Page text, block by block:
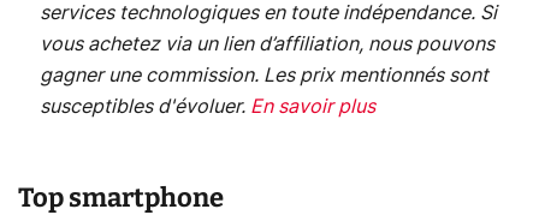
services technologiques en toute indépendance. Si
vous achetez via un lien d’affiliation, nous pouvons
gagner une commission. Les prix mentionnés sont
susceptibles d'évoluer. En savoir plus
Top smartphone